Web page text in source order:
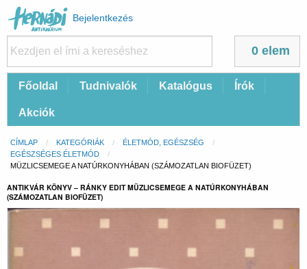
Felhasználói
fiók
menüje
Bejelentkezés
0 elem
FőFőoldal Tudnivalók Katalógus Írók
Akciók
Morzsa
CÍMLAP KATEGÓRIÁK
ÉLETMÓD, EGÉSZSÉG
EGÉSZSÉGES ÉLETMÓD
CURRENT:
MÜZLICSEMEGE A NATÚRKONYHÁBAN (SZÁMOZATLAN BIOFÜZET)
ANTIKVÁR KÖNYV – RÁNKY EDIT MÜZLICSEMEGE A NATÚRKONYHÁBAN
(SZÁMOZATLAN BIOFÜZET)